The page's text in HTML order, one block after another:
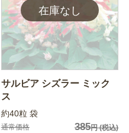
サルビア シズラー ミック
ス
約40粒 袋
通常価格 385円(税込)